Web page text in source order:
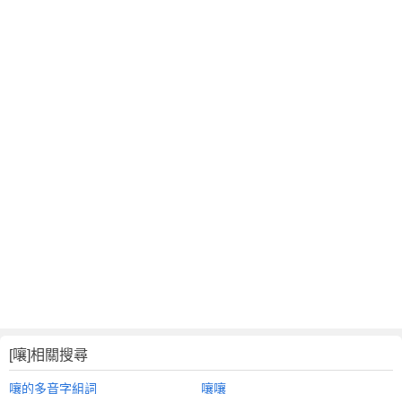
[嚷]相關搜尋
嚷的多音字組詞
嚷嚷